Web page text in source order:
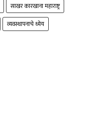
साखर कारखाना महाराष्ट्र
व्यवस्थापनाचे ध्येय